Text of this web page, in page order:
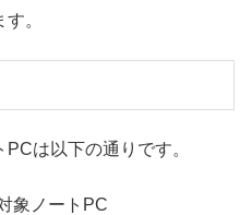
。
は以下の通りです。
象ノートPC